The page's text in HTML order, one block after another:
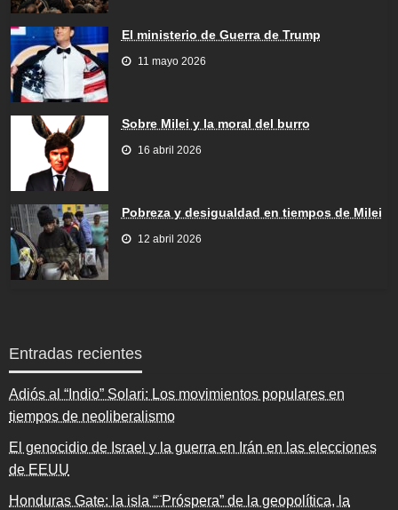
El ministerio de Guerra de Trump
11 mayo 2026
Sobre Milei y la moral del burro
16 abril 2026
Pobreza y desigualdad en tiempos de Milei
12 abril 2026
Entradas recientes
Adiós al “Indio” Solari: Los movimientos populares en
tiempos de neoliberalismo
El genocidio de Israel y la guerra en Irán en las elecciones
de EEUU
Honduras Gate: la isla “¨Próspera” de la geopolítica, la